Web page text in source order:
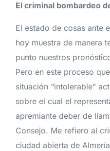
El criminal bombardeo
El estado de cosas ante
hoy muestra de manera
punto nuestros
Pero en este proceso
situación “intolerable”
sobre el cual el
apremiante deber de
Consejo. Me refiero al
ciudad abierta de